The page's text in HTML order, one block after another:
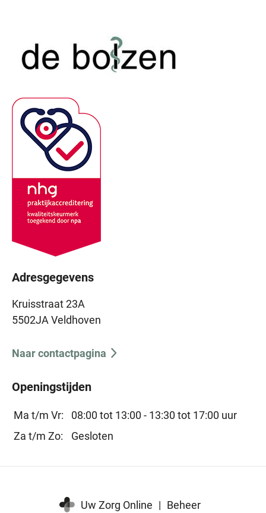
Adresgegevens
Kruisstraat 23A
5502JA Veldhoven
Naar contactpagina
Openingstijden
Ma t/m Vr: 08:00 tot 13:00 - 13:30 tot 17:00 uur
Za t/m Zo:
Gesloten
Uw Zorg Online | Beheer